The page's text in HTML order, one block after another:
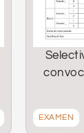
EXAMEN